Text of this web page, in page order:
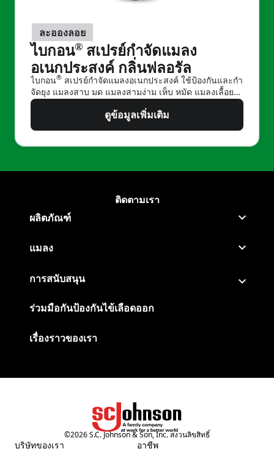
ละอองลอย
ไบกอน® สเปรย์กำจัดแมลง
อเนกประสงค์ กลิ่นฟลอรัล
ไบกอน® สเปรย์กำจัดแมลงอเนกประสงค์ ใช้ป้องกันและกํา
จัดยุง แมลงสาบ มด แมลงสามง่าม เห็บ หมัด แมลงเลื้อย
คลานขนาดเล็ก และสามารถกําจัดแมลงเลื้อยคลานได้ต่อ
เนื่องนาน 2 สัปดาห์ (ผลการทดสอบในห้องปฏิบัติการ) ใน
บ้านหรือสถานที่อื่น ๆ
ไบกอน® สเปรย์กำจัดแมลงอเน
ดูข้อมูลเพิ่มเติม
ติดตามเรา
ติดตาม Baygon ที่ Facebook
(Opens in a new tab)
ติดตาม Baygon ที่ Instagram
(Opens in a new tab)
ผลิตภัณฑ์
แมลง
การสนับสนุน
ร่วมมือกันป้องกันไข้เลือดออก
เรื่องราวของเรา
(Opens in a new tab)
©2026S.C. Johnson & Son, Inc. สงวนลิขสิทธิ์
บริษัทของเรา อาชีพ